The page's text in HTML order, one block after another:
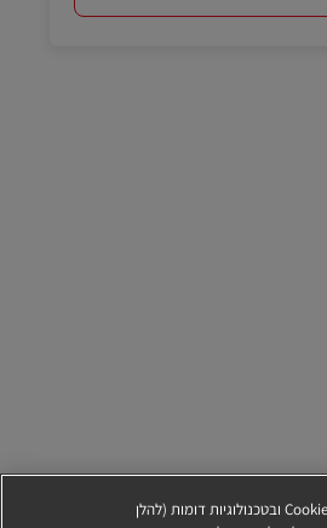
אתר זה משתמש בקובצי Cookie ובטכנולוגיות דומות (להלן